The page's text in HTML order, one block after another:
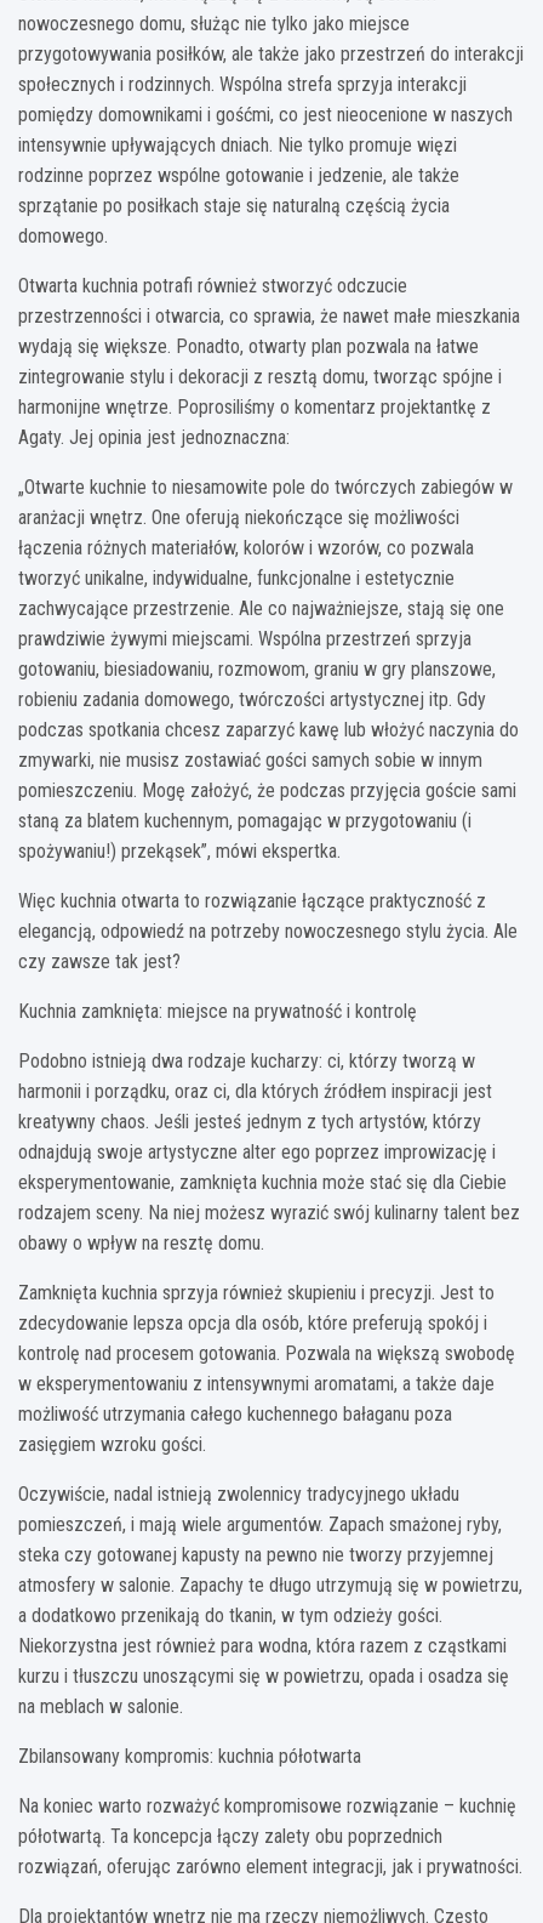
nowoczesnego domu, służąc nie tylko jako miejsce
przygotowywania posiłków, ale także jako przestrzeń do interakcji
społecznych i rodzinnych. Wspólna strefa sprzyja interakcji
pomiędzy domownikami i gośćmi, co jest nieocenione w naszych
intensywnie upływających dniach. Nie tylko promuje więzi
rodzinne poprzez wspólne gotowanie i jedzenie, ale także
sprzątanie po posiłkach staje się naturalną częścią życia
domowego.
Otwarta kuchnia potrafi również stworzyć odczucie
przestrzenności i otwarcia, co sprawia, że nawet małe mieszkania
wydają się większe. Ponadto, otwarty plan pozwala na łatwe
zintegrowanie stylu i dekoracji z resztą domu, tworząc spójne i
harmonijne wnętrze. Poprosiliśmy o komentarz projektantkę z
Agaty. Jej opinia jest jednoznaczna:
„Otwarte kuchnie to niesamowite pole do twórczych zabiegów w
aranżacji wnętrz. One oferują niekończące się możliwości
łączenia różnych materiałów, kolorów i wzorów, co pozwala
tworzyć unikalne, indywidualne, funkcjonalne i estetycznie
zachwycające przestrzenie. Ale co najważniejsze, stają się one
prawdziwie żywymi miejscami. Wspólna przestrzeń sprzyja
gotowaniu, biesiadowaniu, rozmowom, graniu w gry planszowe,
robieniu zadania domowego, twórczości artystycznej itp. Gdy
podczas spotkania chcesz zaparzyć kawę lub włożyć naczynia do
zmywarki, nie musisz zostawiać gości samych sobie w innym
pomieszczeniu. Mogę założyć, że podczas przyjęcia goście sami
staną za blatem kuchennym, pomagając w przygotowaniu (i
spożywaniu!) przekąsek”, mówi ekspertka.
Więc kuchnia otwarta to rozwiązanie łączące praktyczność z
elegancją, odpowiedź na potrzeby nowoczesnego stylu życia. Ale
czy zawsze tak jest?
Kuchnia zamknięta: miejsce na prywatność i kontrolę
Podobno istnieją dwa rodzaje kucharzy: ci, którzy tworzą w
harmonii i porządku, oraz ci, dla których źródłem inspiracji jest
kreatywny chaos. Jeśli jesteś jednym z tych artystów, którzy
odnajdują swoje artystyczne alter ego poprzez improwizację i
eksperymentowanie, zamknięta kuchnia może stać się dla Ciebie
rodzajem sceny. Na niej możesz wyrazić swój kulinarny talent bez
obawy o wpływ na resztę domu.
Zamknięta kuchnia sprzyja również skupieniu i precyzji. Jest to
zdecydowanie lepsza opcja dla osób, które preferują spokój i
kontrolę nad procesem gotowania. Pozwala na większą swobodę
w eksperymentowaniu z intensywnymi aromatami, a także daje
możliwość utrzymania całego kuchennego bałaganu poza
zasięgiem wzroku gości.
Oczywiście, nadal istnieją zwolennicy tradycyjnego układu
pomieszczeń, i mają wiele argumentów. Zapach smażonej ryby,
steka czy gotowanej kapusty na pewno nie tworzy przyjemnej
atmosfery w salonie. Zapachy te długo utrzymują się w powietrzu,
a dodatkowo przenikają do tkanin, w tym odzieży gości.
Niekorzystna jest również para wodna, która razem z cząstkami
kurzu i tłuszczu unoszącymi się w powietrzu, opada i osadza się
na meblach w salonie.
Zbilansowany kompromis: kuchnia półotwarta
Na koniec warto rozważyć kompromisowe rozwiązanie – kuchnię
półotwartą. Ta koncepcja łączy zalety obu poprzednich
rozwiązań, oferując zarówno element integracji, jak i prywatności.
Dla projektantów wnętrz nie ma rzeczy niemożliwych. Często